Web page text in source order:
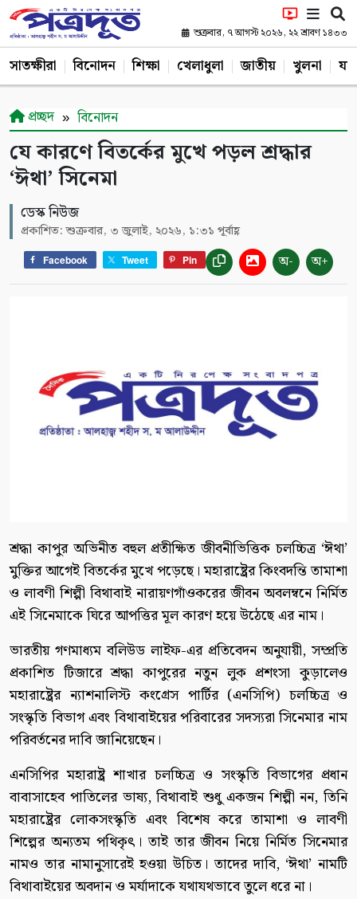
শুক্রবার, ৭ আগস্ট ২০২৬, ২২ শ্রাবণ ১৪৩৩
সাতক্ষীরা বিনোদন শিক্ষা খেলাধুলা জাতীয় খুলনা
প্রচ্ছদ বিনোদন
যে কারণে বিতর্কের মুখে পড়ল শ্রদ্ধার
‘ঈথা’ সিনেমা
ডেস্ক নিউজ
প্রকাশিত: শুক্রবার, ৩ জুলাই, ২০২৬, ১:৩১ পূর্বাহ্ণ
Facebook Tweet Pin অ- অ+
শ্রদ্ধা কাপুর অভিনীত বহুল প্রতীক্ষিত জীবনীভিত্তিক চলচ্চিত্র ‘ঈথা’
মুক্তির আগেই বিতর্কের মুখে পড়েছে। মহারাষ্ট্রের কিংবদন্তি তামাশা
ও লাবণী শিল্পী বিথাবাই নারায়ণগাঁওকরের জীবন অবলম্বনে নির্মিত
এই সিনেমাকে ঘিরে আপত্তির মূল কারণ হয়ে উঠেছে এর নাম।
ভারতীয় গণমাধ্যম বলিউড লাইফ-এর প্রতিবেদন অনুযায়ী, সম্প্রতি
প্রকাশিত টিজারে শ্রদ্ধা কাপুরের নতুন লুক প্রশংসা কুড়ালেও
মহারাষ্ট্রের ন্যাশনালিস্ট কংগ্রেস পার্টির (এনসিপি) চলচ্চিত্র ও
সংস্কৃতি বিভাগ এবং বিথাবাইয়ের পরিবারের সদস্যরা সিনেমার নাম
পরিবর্তনের দাবি জানিয়েছেন।
এনসিপির মহারাষ্ট্র শাখার চলচ্চিত্র ও সংস্কৃতি বিভাগের প্রধান
বাবাসাহেব পাতিলের ভাষ্য, বিথাবাই শুধু একজন শিল্পী নন, তিনি
মহারাষ্ট্রের লোকসংস্কৃতি এবং বিশেষ করে তামাশা ও লাবণী
শিল্পের অন্যতম পথিকৃৎ। তাই তার জীবন নিয়ে নির্মিত সিনেমার
নামও তার নামানুসারেই হওয়া উচিত। তাদের দাবি, ‘ঈথা’ নামটি
বিথাবাইয়ের অবদান ও মর্যাদাকে যথাযথভাবে তুলে ধরে না।